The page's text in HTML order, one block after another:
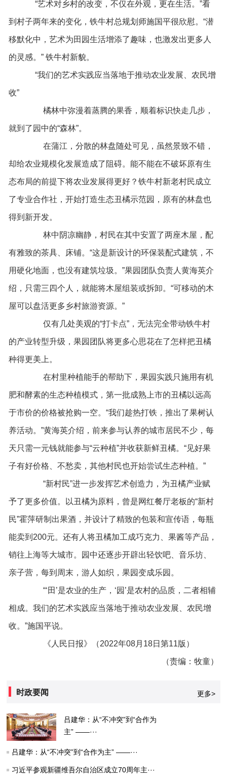
“艺术对乡村的改变，不仅在外观，更在生活。”看
到村子两年来的变化，铁牛村总规划师施国平很欣慰。“潜
移默化中，艺术为田园生活增添了趣味，也激发出更多人
的灵感。” 铁牛村新貌。
“我们的艺术实践应当落地于推动农业发展、农民增
收”
橘林中弥漫着蒸腾的果香，顺着标识快走几步，
就到了园中的“森林”。
在蒲江，分散的林盘随处可见，虽然景致不错，
却给农业规模化发展造成了阻碍。能不能在不破坏原有生
态布局的前提下将农业发展得更好？铁牛村新老村民成立
了专业合作社，开始打造生态丑橘示范园，原有的林盘也
得到新开发。
林中阴凉幽静，村民在其中安置了两座木屋，配
有雅致的茶具、床铺。“这是新设计的环保装配式建筑，不
用硬化地面，也没有建筑垃圾。”果园团队负责人黄海英介
绍，只需三四个人，就能将木屋组装或拆卸。“可移动的木
屋可以盘活更多乡村旅游资源。”
仅有几处美观的“打卡点”，无法完全带动铁牛村
的产业转型升级，果园团队将更多心思花在了怎样把丑橘
种得更美上。
在村里种植能手的帮助下，果园实践只施用有机
肥和酵素的生态种植模式，第一批成熟上市的丑橘以远高
于市价的价格被抢购一空。“我们趁热打铁，推出了果树认
养活动。”黄海英介绍，前来参与认养的城市居民不少，每
天只需一元钱就能参与“云种植”并收获新鲜丑橘。“见好果
子有好价格、不愁卖，其他村民也开始尝试生态种植。”
“新村民”进一步发挥艺术创造力，为丑橘产业赋
予了更多价值。以丑橘为原料，曾是网红餐厅老板的“新村
民”霍萍研制出果酒，并设计了精致的包装和宣传语，每瓶
能卖到200元。还有人将丑橘加工成巧克力、果酱等产品，
销往上海等大城市。园中还逐步开辟出轻饮吧、音乐坊、
亲子营，每到周末，游人如织，果园变成乐园。
“‘田’是农业的生产，‘园’是农村的品质，二者相辅
相成。我们的艺术实践应当落地于推动农业发展、农民增
收。”施国平说。
《人民日报》（2022年08月18日第11版）
（责编：牧童）
时政要闻 更多>
吕建华：从“不冲突”到“合作为
主” ——···
吕建华：从“不冲突”到“合作为主” ——···
习近平参观新疆维吾尔自治区成立70周年主···